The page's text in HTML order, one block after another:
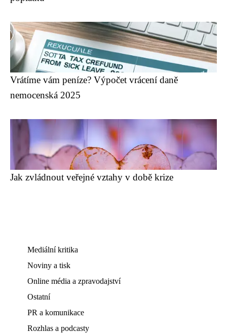
Vrátíme vám peníze? Výpočet vrácení daně
nemocenská 2025
Jak zvládnout veřejné vztahy v době krize
Mediální kritika
Noviny a tisk
Online média a zpravodajství
Ostatní
PR a komunikace
Rozhlas a podcasty